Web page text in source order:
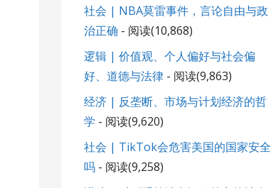
社会 | NBA莫雷事件，言论自由与政
治正确 - 阅读(10,868)
逻辑 | 价值观、个人偏好与社会偏
好、道德与法律- 阅读(9,863)
经济 | 反垄断、市场与计划经济的哲
学 - 阅读(9,620)
社会 | TikTok会危害美国的国家安全
吗- 阅读(9,258)